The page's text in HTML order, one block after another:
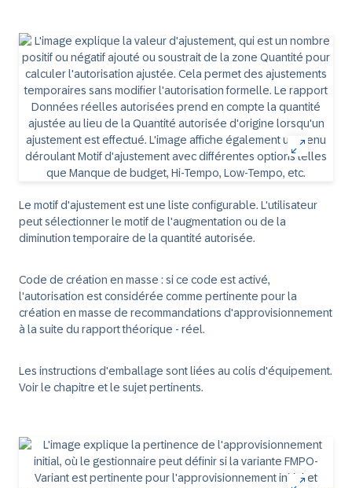
Le motif d'ajustementest une liste configurable. L'utilisateur
peut sélectionner le motif de l'augmentation ou de la
diminution temporaire de la quantité autorisée.
Code de création en masse : si ce code est activé,
l'autorisation est considérée comme pertinente pour la
création en masse de recommandations d'approvisionnement
à la suite du rapport théorique - réel.
Les instructions d'emballage sont liées au colis d'équipement.
Voir le chapitre et le sujet pertinents.